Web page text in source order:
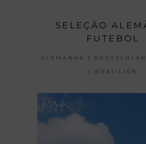
SELEÇÃO
FUTEBOL
ALEMANHA |
| BRASILIEN